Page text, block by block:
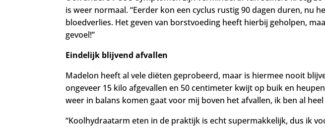
is weer normaal. “Eerder kon een cyclus rustig 90 dagen duren, nu
bloedverlies. Het geven van borstvoeding heeft hierbij geholpen,
gevoel!”
Eindelijk blijvend afvallen
Madelon heeft al vele diëten geprobeerd, maar is hiermee nooit
ongeveer 15 kilo afgevallen en 50 centimeter kwijt op buik en
weer in balans komen gaat voor mij boven het afvallen, ik ben al
“Koolhydraatarm eten in de praktijk is echt supermakkelijk, dus ik